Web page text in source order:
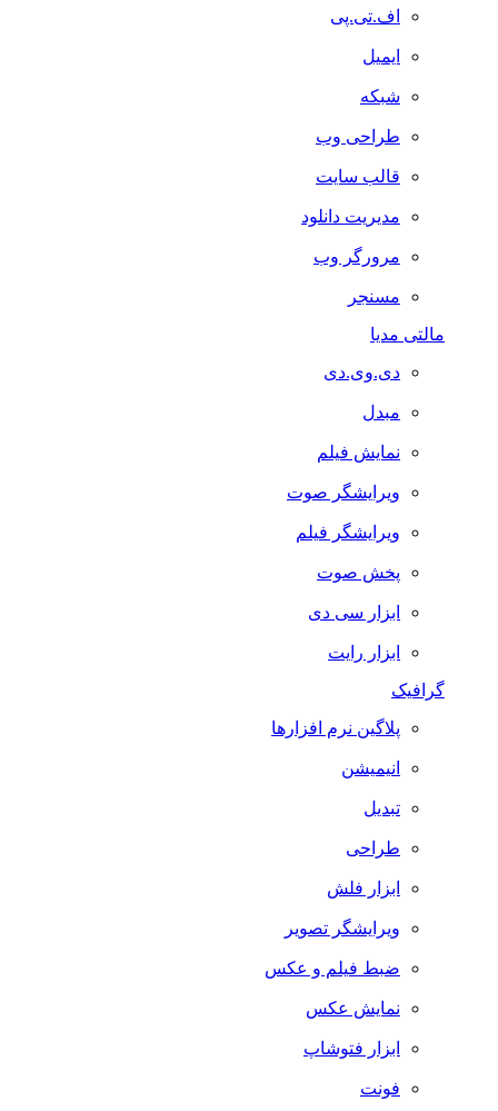
اف.تی.پی
ایمیل
شبکه
طراحی وب
قالب سایت
مدیریت دانلود
مرورگر وب
مسنجر
مالتی مدیا
دی.وی.دی
مبدل
نمایش فیلم
ویرایشگر صوت
ویرایشگر فیلم
پخش صوت
ابزار سی دی
ابزار رایت
گرافیک
پلاگین نرم افزارها
انیمیشن
تبدیل
طراحی
ابزار فلش
ویرایشگر تصویر
ضبط فيلم و عكس
نمایش عکس
ابزار فتوشاپ
فونت